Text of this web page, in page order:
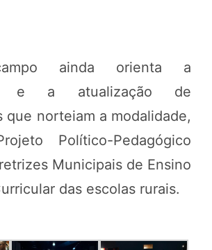
ainda orienta a
e a atualização de
que norteiam a modalidade,
Político-Pedagógico
Municipais de Ensino
das escolas rurais.